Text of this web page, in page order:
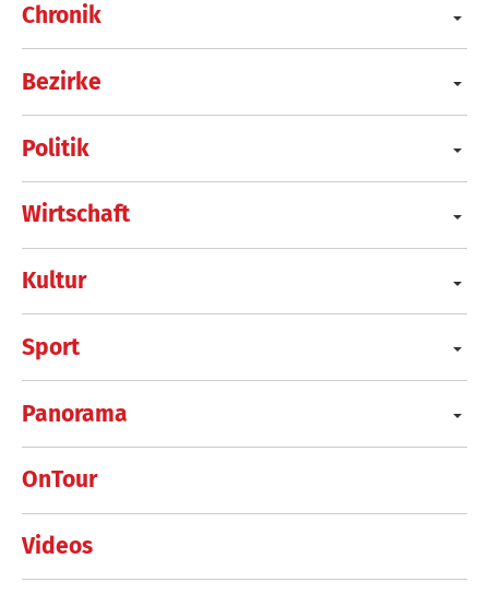
Chronik
Bezirke
Politik
Wirtschaft
Kultur
Sport
Panorama
OnTour
Videos